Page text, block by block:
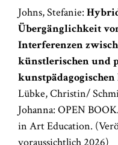
Johns, Stefanie:
Übergänglichkeit
Interferenzen
künstlerischen und
kunstpädagogischen
Lübke, Christin/
Johanna: OPEN
in Art Education.